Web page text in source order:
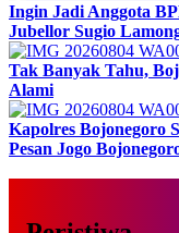
Ingin Jadi Anggota
Jubellor Sugio
Tak Banyak Tahu,
Alami
Kapolres Bojonegoro
Pesan Jogo